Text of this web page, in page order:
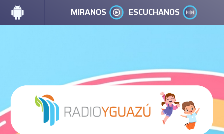
MIRANOS ESCUCHANOS